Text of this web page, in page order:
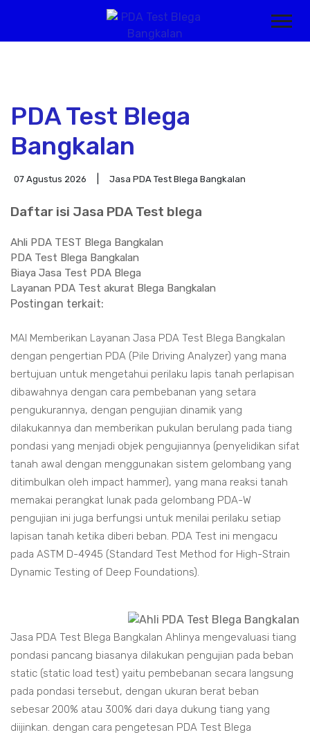
PDA Test Blega
Bangkalan
07 Agustus 2026 Jasa PDA Test Blega Bangkalan
Daftar isi Jasa PDA Test blega
Ahli PDA TEST Blega Bangkalan
PDA Test Blega Bangkalan
Biaya Jasa Test PDA Blega
Layanan PDA Test akurat Blega Bangkalan
Postingan terkait:
MAI Memberikan Layanan Jasa PDA Test Blega Bangkalan
dengan pengertian PDA (Pile Driving Analyzer) yang mana
bertujuan untuk mengetahui perilaku lapis tanah perlapisan
dibawahnya dengan cara pembebanan yang setara
pengukurannya, dengan pengujian dinamik yang
dilakukannya dan memberikan pukulan berulang pada tiang
pondasi yang menjadi objek pengujiannya (penyelidikan sifat
tanah awal dengan menggunakan sistem gelombang yang
ditimbulkan oleh impact hammer), yang mana reaksi tanah
memakai perangkat lunak pada gelombang PDA-W
pengujian ini juga berfungsi untuk menilai perilaku setiap
lapisan tanah ketika diberi beban. PDA Test ini mengacu
pada ASTM D-4945 (Standard Test Method for High-Strain
Dynamic Testing of Deep Foundations).
Jasa PDA Test Blega Bangkalan Ahlinya mengevaluasi tiang
pondasi pancang biasanya dilakukan pengujian pada beban
static (static load test) yaitu pembebanan secara langsung
pada pondasi tersebut, dengan ukuran berat beban
sebesar 200% atau 300% dari daya dukung tiang yang
diijinkan. dengan cara pengetesan PDA Test Blega